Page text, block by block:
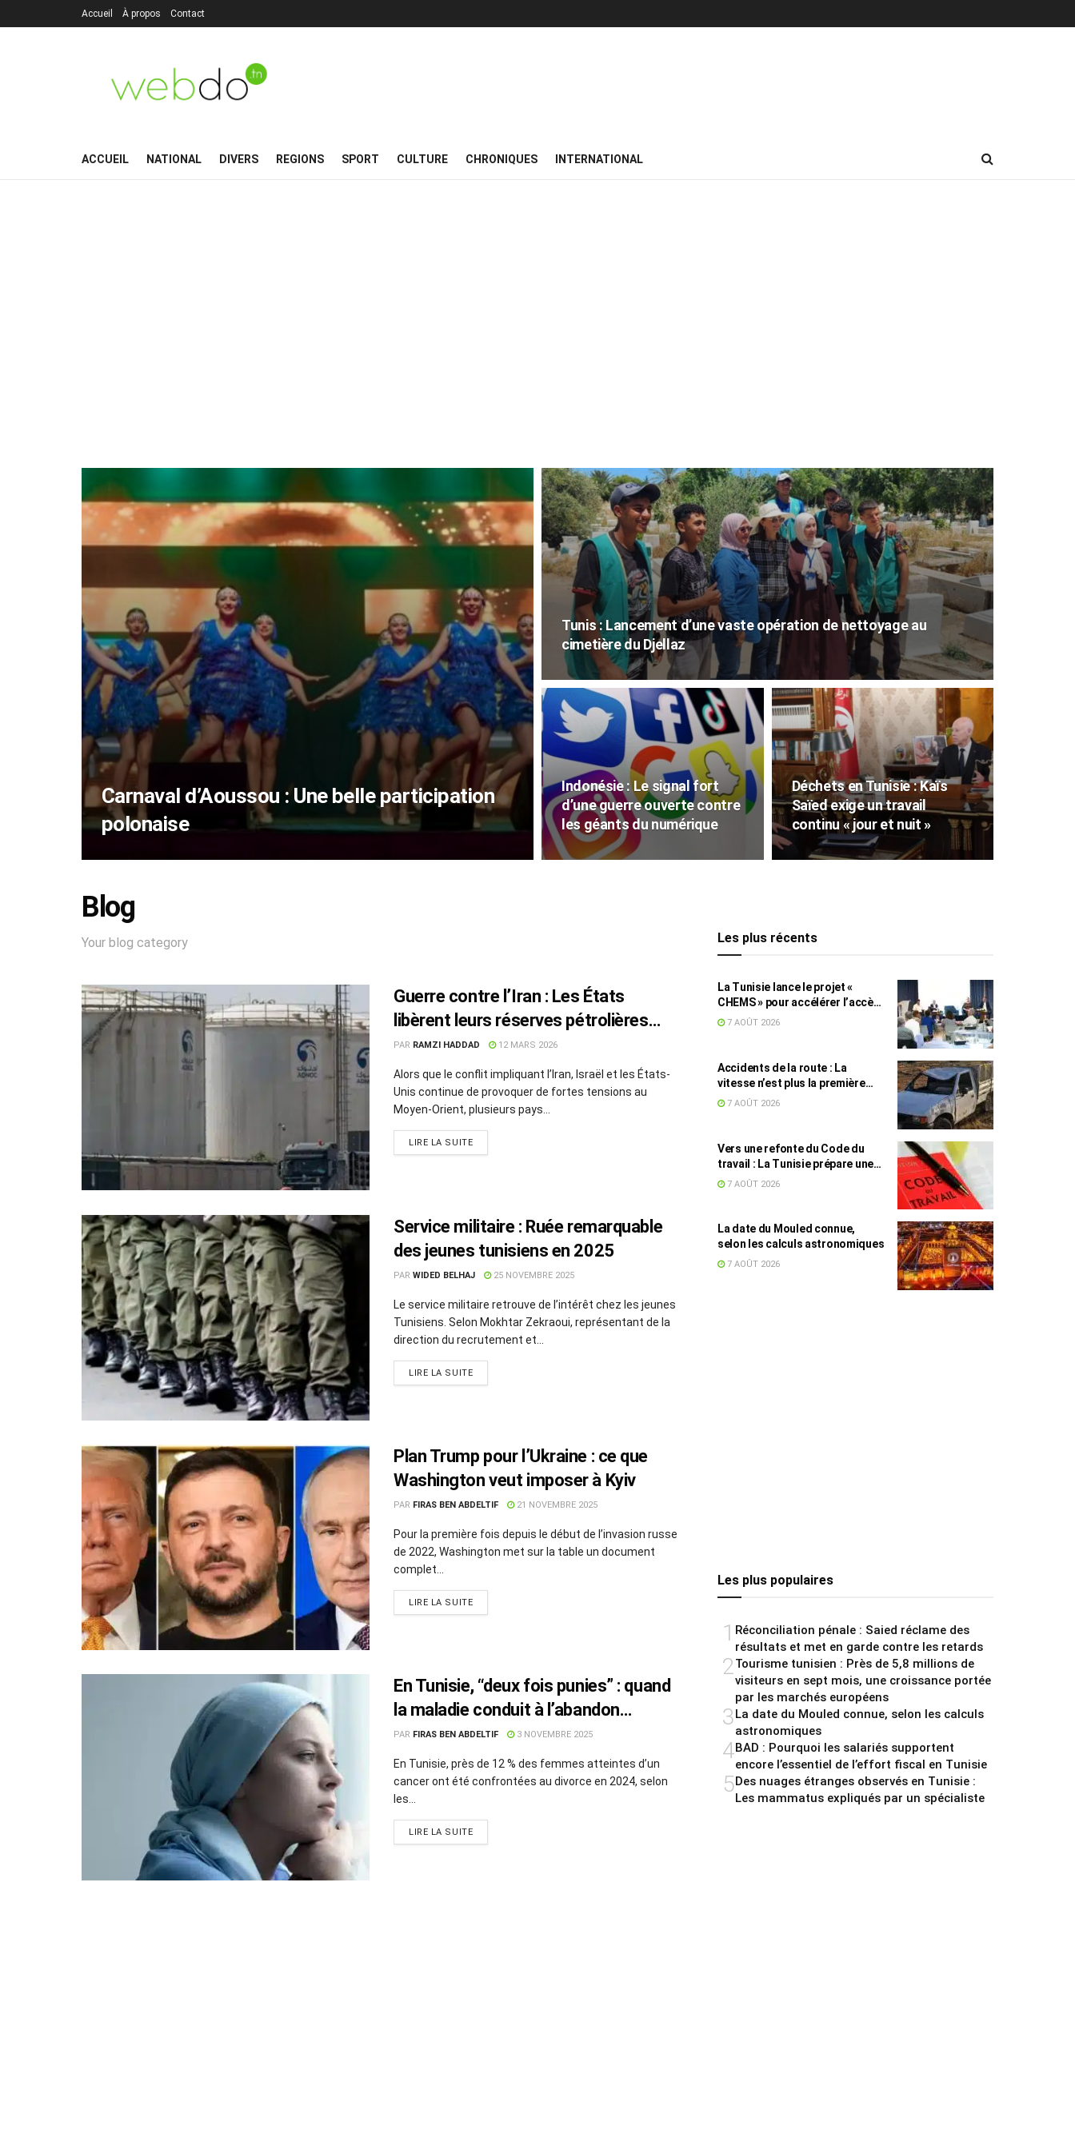
Accueil À propos Contact
ACCUEIL NATIONAL DIVERS REGIONS SPORT CULTURE CHRONIQUES INTERNATIONAL
Carnaval d’Aoussou : Une belle participation
polonaise
Tunis : Lancement d’une vaste opération de nettoyage au
cimetière du Djellaz
Indonésie : Le signal fort
d’une guerre ouverte contre
les géants du numérique
Déchets en Tunisie : Kaïs
Saïed exige un travail
continu « jour et nuit »
Blog
Your blog category
Guerre contre l’Iran : Les États
libèrent leurs réserves pétrolières
face à la flambée des prix
PAR RAMZI HADDAD 12 MARS 2026
Alors que le conflit impliquant l’Iran, Israël et les États-
Unis continue de provoquer de fortes tensions au
Moyen-Orient, plusieurs pays...
LIRE LA SUITE
Service militaire : Ruée remarquable
des jeunes tunisiens en 2025
PAR WIDED BELHAJ 25 NOVEMBRE 2025
Le service militaire retrouve de l’intérêt chez les jeunes
Tunisiens. Selon Mokhtar Zekraoui, représentant de la
direction du recrutement et...
LIRE LA SUITE
Plan Trump pour l’Ukraine : ce que
Washington veut imposer à Kyiv
PAR FIRAS BEN ABDELTIF 21 NOVEMBRE 2025
Pour la première fois depuis le début de l’invasion russe
de 2022, Washington met sur la table un document
complet...
LIRE LA SUITE
En Tunisie, “deux fois punies” : quand
la maladie conduit à l’abandon
conjugal
PAR FIRAS BEN ABDELTIF 3 NOVEMBRE 2025
En Tunisie, près de 12 % des femmes atteintes d’un
cancer ont été confrontées au divorce en 2024, selon
les...
LIRE LA SUITE
Les plus récents
La Tunisie lance le projet «
CHEMS » pour accélérer l’accès
des PME à l’énergie solaire
7 AOÛT 2026
Accidents de la route : La
vitesse n’est plus la première
cause, mais reste la plus
7 AOÛT 2026
Vers une refonte du Code du
travail : La Tunisie prépare une
législation adaptée au
7 AOÛT 2026
La date du Mouled connue,
selon les calculs astronomiques
7 AOÛT 2026
Les plus populaires
1 Réconciliation pénale : Saied réclame des
résultats et met en garde contre les retards
2Tourisme tunisien : Près de 5,8 millions de
visiteurs en sept mois, une croissance portée
par les marchés européens
3La date du Mouled connue, selon les calculs
astronomiques
4BAD : Pourquoi les salariés supportent
encore l’essentiel de l’effort fiscal en Tunisie
5Des nuages étranges observés en Tunisie :
Les mammatus expliqués par un spécialiste